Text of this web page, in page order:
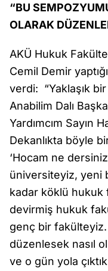
“BU
OLARAK
AKÜ Hukuk
Cemil Demir
verdi: “Yaklaşık
Anabilim Dalı
Yardımcım Sayın
Dekanlıkta böyle
‘Hocam ne
üniversiteyiz, yeni
kadar köklü hukuk
devirmiş hukuk
genç bir
düzenlesek nasıl
ve o gün yola